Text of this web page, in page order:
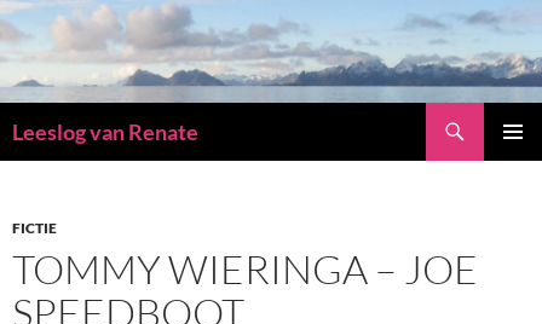
Leeslog van Renate
INHOUD
FICTIE
TOMMY WIERINGA – JOE
SPEEDBOOT